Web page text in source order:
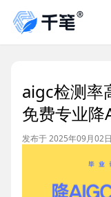
aigc检测率
免费专业降
发布于 2025年09月02日